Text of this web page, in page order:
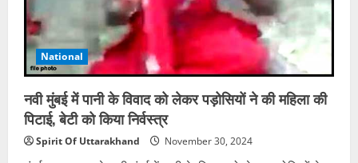
गला
घोंट
युवक
को
उतारा
मौत
के
घाट
National
नवी मुंबई में पानी के विवाद को लेकर पड़ोसियों ने की महिला की
पिटाई, बेटी को किया निर्वस्त्र
Spirit Of Uttarakhand November 30, 2024